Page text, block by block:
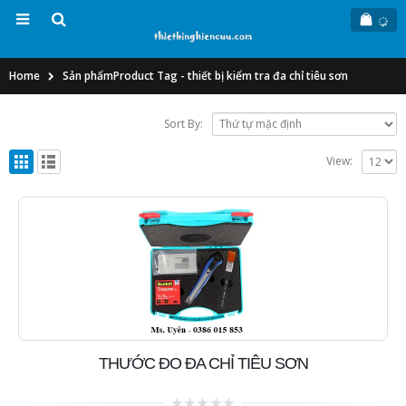
Home Sản phẩmProduct Tag -thiết bị kiểm tra đa chỉ tiêu sơn
Sort By:
View:
THƯỚC ĐO ĐA CHỈ TIÊU SƠN